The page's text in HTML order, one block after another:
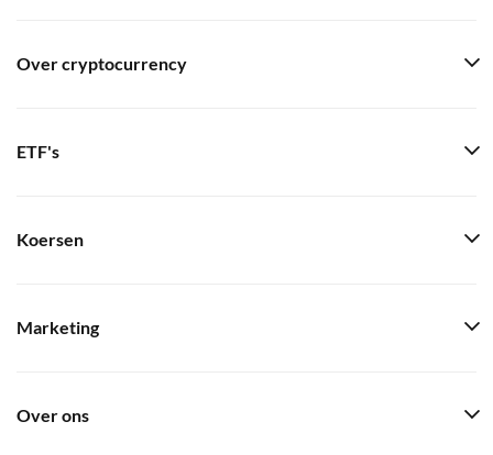
Over cryptocurrency
ETF's
Koersen
Marketing
Over ons